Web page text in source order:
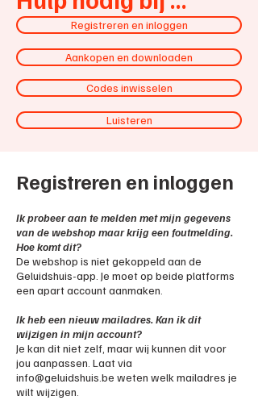
Registreren en inloggen
Aankopen en downloaden
Codes inwisselen
Luisteren
Registreren en inloggen
Ik probeer aan te melden met mijn gegevens
van de webshop maar krijg een foutmelding.
Hoe komt dit?
De webshop is niet gekoppeld aan de
Geluidshuis-app. Je moet op beide platforms
een apart account aanmaken.
Ik heb een nieuw mailadres. Kan ik dit
wijzigen in mijn account?
Je kan dit niet zelf, maar wij kunnen dit voor
jou aanpassen. Laat via
info@geluidshuis.be weten welk mailadres je
wilt wijzigen.